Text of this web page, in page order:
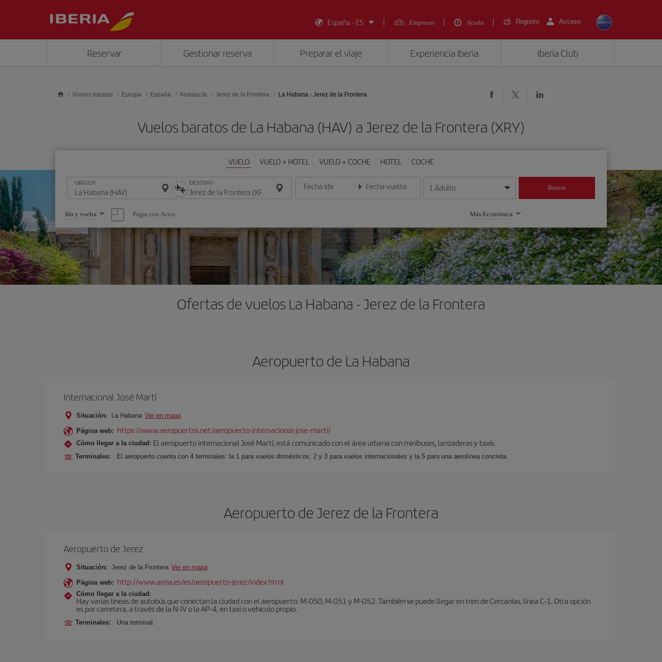
España - ES
Empresas Ayuda Registro Acceso
Reservar Gestionar reserva Preparar el viaje Experiencia Iberia Iberia Club
Vuelos baratos Europa España Andalucía Jerez de la Frontera La Habana - Jerez de la Frontera
Vuelos baratos de La Habana (HAV) a Jerez de la Frontera (XRY)
VUELO VUELO + HOTEL VUELO + COCHE HOTEL COCHE
ORIGEN DESTINO Fecha ida
Introduce la fecha en formato día/mes/año
Fecha vuelta
Introduce la fecha en formato día/mes/año
1 Adulto Buscar
Seleccione
una
opción
Ida y vuelta Pagar con Avios Más Económica
Ofertas de vuelos La Habana - Jerez de la Frontera
Aeropuerto de La Habana
Internacional José Martí
Situación: La Habana Ver en mapa
Página web: https://www.aeropuertos.net/aeropuerto-internacional-jose-marti/
Cómo llegar a la ciudad: El aeropuerto internacional José Martí, está comunicado con el área urbana con minibuses, lanzaderas y taxis.
Terminales: El aeropuerto cuenta con 4 terminales: la 1 para vuelos domésticos, 2 y 3 para vuelos internacionales y la 5 para una aerolínea concreta.
Aeropuerto de Jerez de la Frontera
Aeropuerto de Jerez
Situación: Jerez de la Frontera Ver en mapa
Página web: http://www.aena.es/es/aeropuerto-jerez/index.html
Cómo llegar a la ciudad:
Hay varias líneas de autobús que conectan la ciudad con el aeropuerto: M-050, M-051 y M-052. También se puede llegar en tren de Cercanías, línea C-1. Otra opción
es por carretera, a través de la N-IV o la AP-4, en taxi o vehículo propio.
Terminales: Una terminal.